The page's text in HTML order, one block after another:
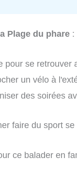
Plage du phare :
pour se retrouver
un vélo à
des soirées
faire du sport
ce balader en